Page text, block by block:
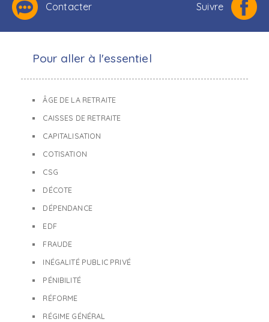
Contacter Suivre
Pour aller à l'essentiel
ÂGE DE LA RETRAITE
CAISSES DE RETRAITE
CAPITALISATION
COTISATION
CSG
DÉCOTE
DÉPENDANCE
EDF
FRAUDE
INÉGALITÉ PUBLIC PRIVÉ
PÉNIBILITÉ
RÉFORME
RÉGIME GÉNÉRAL